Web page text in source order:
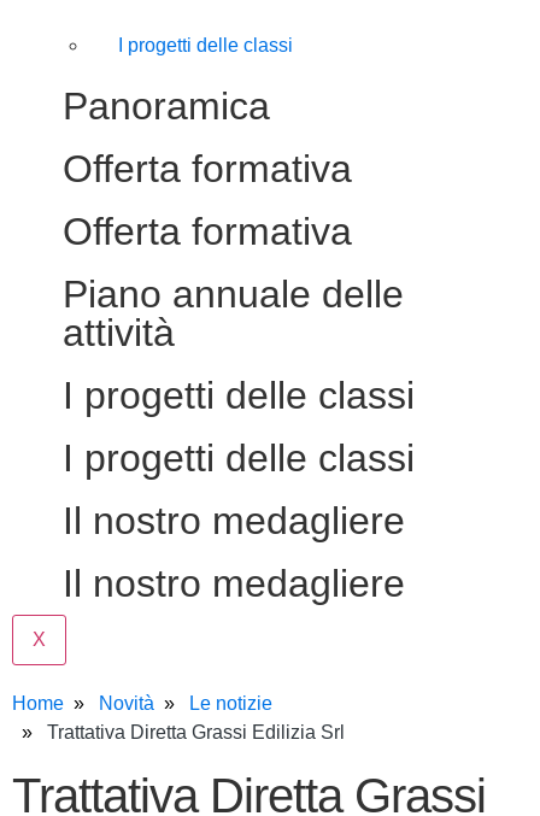
I progetti delle classi
Panoramica
Offerta formativa
Offerta formativa
Piano annuale delle
attività
I progetti delle classi
I progetti delle classi
Il nostro medagliere
Il nostro medagliere
X
Home Novità
Le notizie
Trattativa Diretta Grassi Edilizia Srl
Trattativa Diretta Grassi